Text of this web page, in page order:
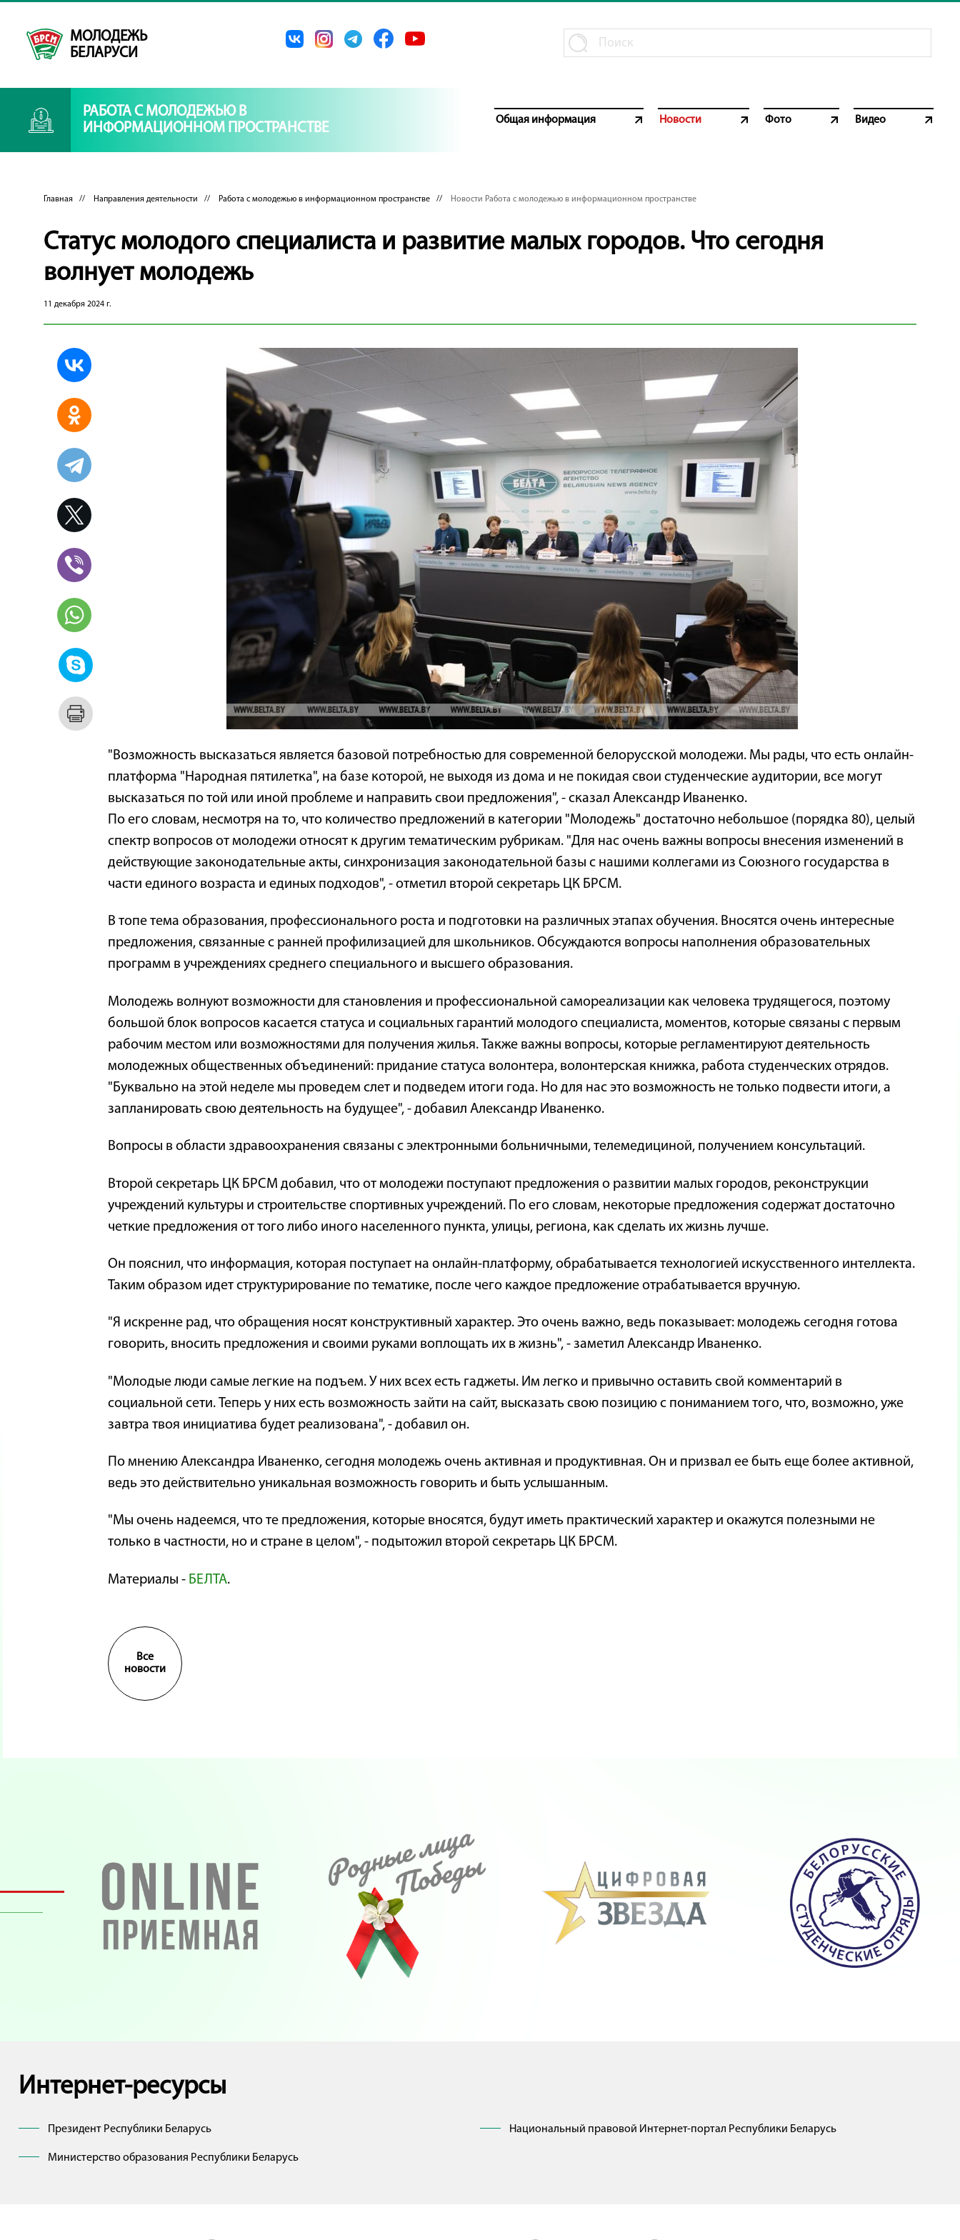
МОЛОДЕЖЬ
БЕЛАРУСИ
РАБОТА С МОЛОДЕЖЬЮ В
ИНФОРМАЦИОННОМ ПРОСТРАНСТВЕ
Общая информация Новости Фото Видео
Главная // Направления деятельности // Работа с молодежью в информационном пространстве // Новости Работа с молодежью в информационном пространстве
Статус молодого специалиста и развитие малых городов. Что сегодня
волнует молодежь
11 декабря 2024 г.
"Возможность высказаться является базовой потребностью для современной белорусской молодежи. Мы рады, что есть онлайн-
платформа "Народная пятилетка", на базе которой, не выходя из дома и не покидая свои студенческие аудитории, все могут
высказаться по той или иной проблеме и направить свои предложения", - сказал Александр Иваненко.
По его словам, несмотря на то, что количество предложений в категории "Молодежь" достаточно небольшое (порядка 80), целый
спектр вопросов от молодежи относят к другим тематическим рубрикам. "Для нас очень важны вопросы внесения изменений в
действующие законодательные акты, синхронизация законодательной базы с нашими коллегами из Союзного государства в
части единого возраста и единых подходов", - отметил второй секретарь ЦК БРСМ.
В топе тема образования, профессионального роста и подготовки на различных этапах обучения. Вносятся очень интересные
предложения, связанные с ранней профилизацией для школьников. Обсуждаются вопросы наполнения образовательных
программ в учреждениях среднего специального и высшего образования.
Молодежь волнуют возможности для становления и профессиональной самореализации как человека трудящегося, поэтому
большой блок вопросов касается статуса и социальных гарантий молодого специалиста, моментов, которые связаны с первым
рабочим местом или возможностями для получения жилья. Также важны вопросы, которые регламентируют деятельность
молодежных общественных объединений: придание статуса волонтера, волонтерская книжка, работа студенческих отрядов.
"Буквально на этой неделе мы проведем слет и подведем итоги года. Но для нас это возможность не только подвести итоги, а
запланировать свою деятельность на будущее", - добавил Александр Иваненко.
Вопросы в области здравоохранения связаны с электронными больничными, телемедициной, получением консультаций.
Второй секретарь ЦК БРСМ добавил, что от молодежи поступают предложения о развитии малых городов, реконструкции
учреждений культуры и строительстве спортивных учреждений. По его словам, некоторые предложения содержат достаточно
четкие предложения от того либо иного населенного пункта, улицы, региона, как сделать их жизнь лучше.
Он пояснил, что информация, которая поступает на онлайн-платформу, обрабатывается технологией искусственного интеллекта.
Таким образом идет структурирование по тематике, после чего каждое предложение отрабатывается вручную.
"Я искренне рад, что обращения носят конструктивный характер. Это очень важно, ведь показывает: молодежь сегодня готова
говорить, вносить предложения и своими руками воплощать их в жизнь", - заметил Александр Иваненко.
"Молодые люди самые легкие на подъем. У них всех есть гаджеты. Им легко и привычно оставить свой комментарий в
социальной сети. Теперь у них есть возможность зайти на сайт, высказать свою позицию с пониманием того, что, возможно, уже
завтра твоя инициатива будет реализована", - добавил он.
По мнению Александра Иваненко, сегодня молодежь очень активная и продуктивная. Он и призвал ее быть еще более активной,
ведь это действительно уникальная возможность говорить и быть услышанным.
"Мы очень надеемся, что те предложения, которые вносятся, будут иметь практический характер и окажутся полезными не
только в частности, но и стране в целом", - подытожил второй секретарь ЦК БРСМ.
Материалы - БЕЛТА.
Все
новости
Интернет-ресурсы
Президент Республики Беларусь Национальный правовой Интернет-портал Республики Беларусь
Министерство образования Республики Беларусь